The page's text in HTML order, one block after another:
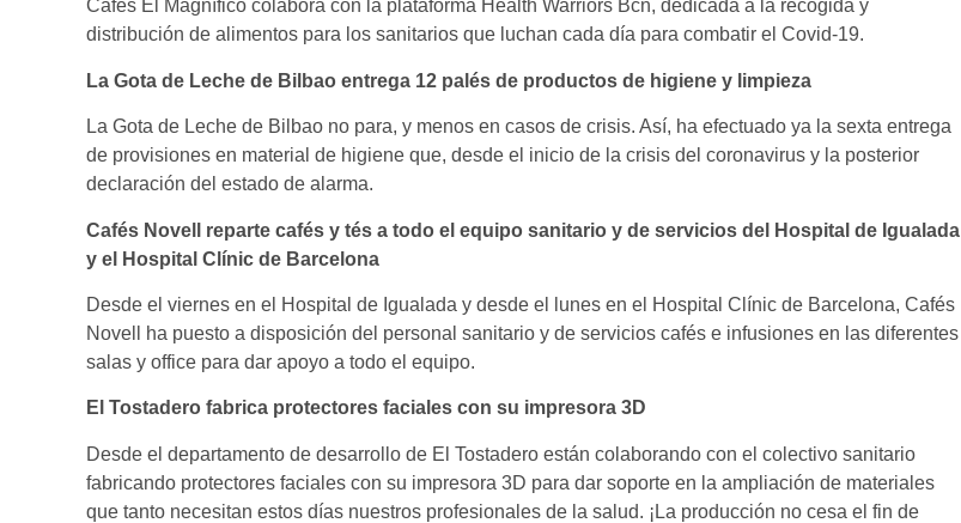
Cafés El Magnífico colabora con la plataforma Health Warriors Bcn, dedicada a la recogida y
distribución de alimentos para los sanitarios que luchan cada día para combatir el Covid-19.
La Gota de Leche de Bilbao entrega 12 palés de productos de higiene y limpieza
La Gota de Leche de Bilbao no para, y menos en casos de crisis. Así, ha efectuado ya la sexta entrega
de provisiones en material de higiene que, desde el inicio de la crisis del coronavirus y la posterior
declaración del estado de alarma.
Cafés Novell reparte cafés y tés a todo el equipo sanitario y de servicios del Hospital de Igualada
y el Hospital Clínic de Barcelona
Desde el viernes en el Hospital de Igualada y desde el lunes en el Hospital Clínic de Barcelona, Cafés
Novell ha puesto a disposición del personal sanitario y de servicios cafés e infusiones en las diferentes
salas y office para dar apoyo a todo el equipo.
El Tostadero fabrica protectores faciales con su impresora 3D
Desde el departamento de desarrollo de El Tostadero están colaborando con el colectivo sanitario
fabricando protectores faciales con su impresora 3D para dar soporte en la ampliación de materiales
que tanto necesitan estos días nuestros profesionales de la salud. ¡La producción no cesa el fin de